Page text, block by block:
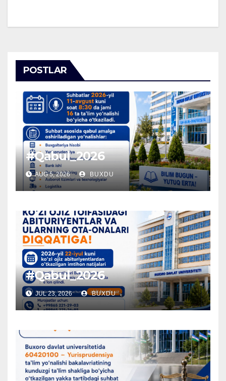
POSTLAR
#Qabul_2026
AUG 5, 2026 BUXDU
#Qabul_2026
JUL 23, 2026 BUXDU